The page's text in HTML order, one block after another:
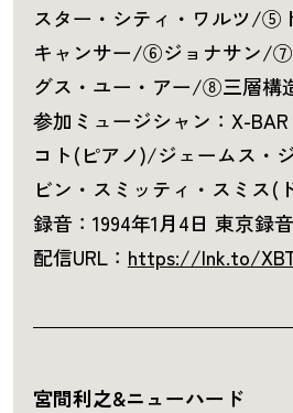
スター・シティ・ワルツ/⑤
キャンサー/⑥ジョナサン/⑦
グス・ユー・アー/⑧三層構
参加ミュージシャン：X-
コト(ピアノ)/ジェームス・
ビン・スミッティ・スミス(
録音：1994年1月4日 東京録音
配信URL： https://lnk.to/
宮間利之&ニューハード